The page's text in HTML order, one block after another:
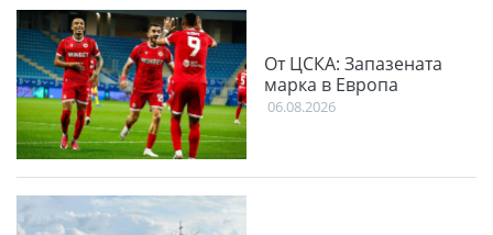
От ЦСКА: Запазената
марка в Европа
06.08.2026